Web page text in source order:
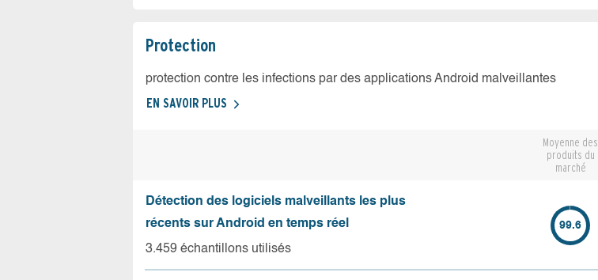
Protection
protection contre les infections par des applications Android malveillantes
EN SAVOIR PLUS
Moyenne des
produits du
marché
Détection des logiciels malveillants les plus
récents sur Android en temps réel
3.459 échantillons utilisés
99.6